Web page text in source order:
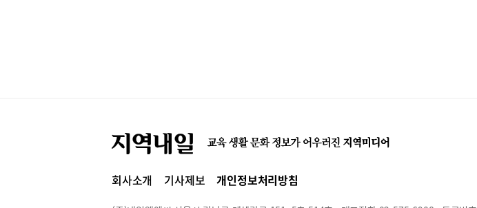
회사소개 기사제보 개인정보처리방침